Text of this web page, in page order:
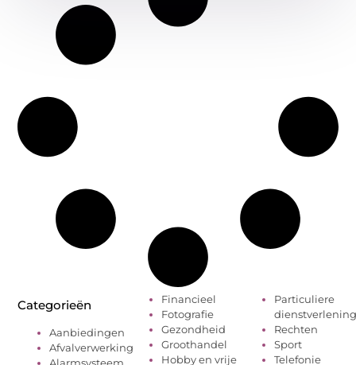
Categorieën
Aanbiedingen
Afvalverwerking
Financieel
Fotografie
Gezondheid
Groothandel
Hobby en vrije
Particuliere
dienstverlening
Rechten
Sport
Telefonie